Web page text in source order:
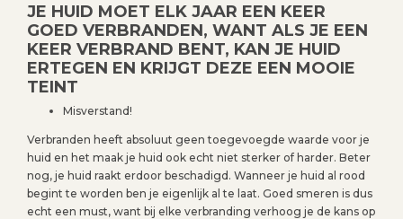
JE HUID MOET ELK JAAR EEN KEER
GOED VERBRANDEN, WANT ALS JE EEN
KEER VERBRAND BENT, KAN JE HUID
ERTEGEN EN KRIJGT DEZE EEN MOOIE
TEINT
Misverstand!
Verbranden heeft absoluut geen toegevoegde waarde voor je
huid en het maak je huid ook echt niet sterker of harder. Beter
nog, je huid raakt erdoor beschadigd. Wanneer je huid al rood
begint te worden ben je eigenlijk al te laat. Goed smeren is dus
echt een must, want bij elke verbranding verhoog je de kans op